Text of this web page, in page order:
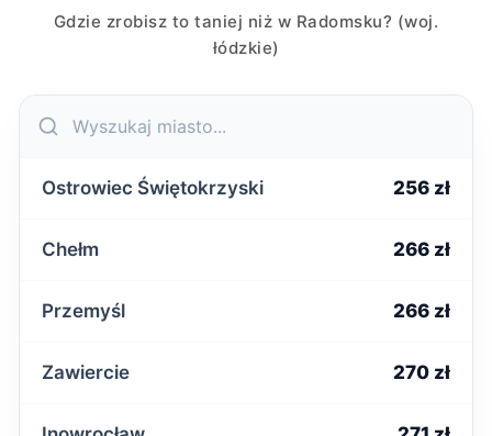
Gdzie zrobisz to taniej niż w Radomsku? (woj.
łódzkie)
Ostrowiec Świętokrzyski 256 zł
Chełm 266 zł
Przemyśl 266 zł
Zawiercie 270 zł